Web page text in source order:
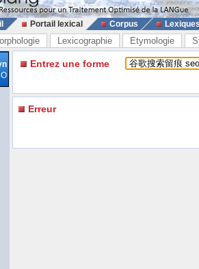
Portail lexical Corpus
Lexicographie Etymologie
Entrez une forme
Erreur